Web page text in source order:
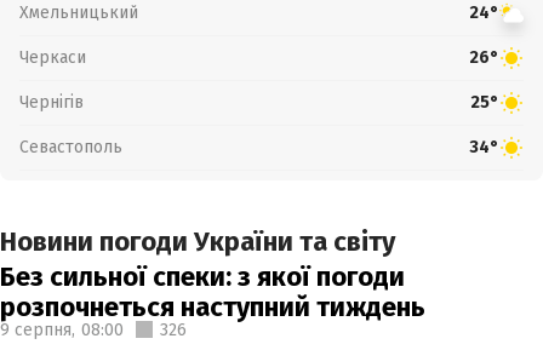
Хмельницький 24°
Черкаси 26°
Чернігів 25°
Севастополь 34°
Новини погоди України та світу
Без сильної спеки: з якої погоди
розпочнеться наступний тиждень
9 серпня, 08:00 326